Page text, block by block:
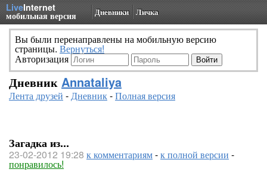
LiveInternet
мобильная версия Дневники Личка
Вы были перенаправлены на мобильную версию
страницы. Вернуться!
Авторизация
Дневник Annataliya
Лента друзей -Дневник-Полная версия
Загадка из...
23-02-2012 19:28 к комментариям-к полной версии -
понравилось!